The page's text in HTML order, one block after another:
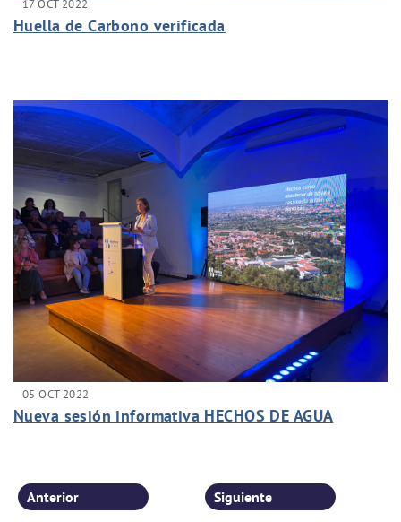
17 OCT 2022
Huella de Carbono verificada
05 OCT 2022
Nueva sesión informativa HECHOS DE AGUA
Anterior Siguiente